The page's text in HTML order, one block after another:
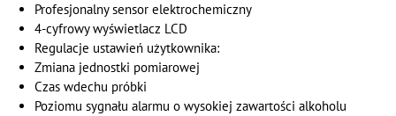
Profesjonalny sensor elektrochemiczny
4-cyfrowy wyświetlacz LCD
Regulacje ustawień użytkownika:
Zmiana jednostki pomiarowej
Czas wdechu próbki
Poziomu sygnału alarmu o wysokiej zawartości alkoholu